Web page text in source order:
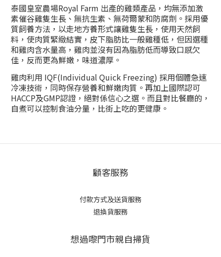
泰國皇室農場Royal Farm 出產的雞類產品，均無添加激
素催谷雞隻生長、無抗生素、無荷爾蒙和防腐劑。採用優
質飼養方法，以走地方養形式讓雞隻生長，使用天然飼
料，使肉質緊緻結實，皮下脂肪比一般雞種低，但因選種
和雞肉含水量高，雞肉並沒有因為脂肪低而導致口感欠
佳，反而更為鮮嫩，味道濃厚。
雞肉利用 IQF(Individual Quick Freezing) 採用個體急速
冷凍技術，同時保存營養和鮮嫩肉質。再加上國際認可
HACCP及GMP認證，絕對係信心之選。而且對比餐廳的，
自煮可以控制食油分量，比街上吃的更健康。
顧客服務
付款方式及送貨服務
退換貨服務
想過嚟門市親自掃貨